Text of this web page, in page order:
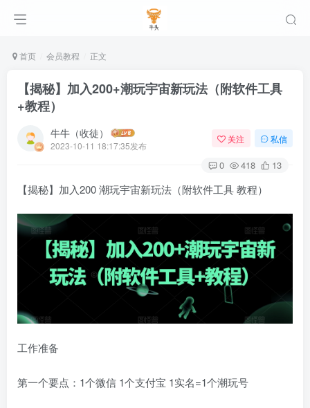
首页 会员教程 正文
【揭秘】加入200+潮玩宇宙新玩法（附软件工具
+教程）
牛牛（收徒）
2023-10-11 18:17:35发布
关注 私信
0 418 13
【揭秘】加入200 潮玩宇宙新玩法（附软件工具 教程）
工作准备
第一个要点：1个微信 1个支付宝 1实名=1个潮玩号